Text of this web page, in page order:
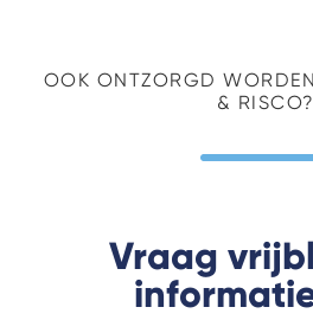
OOK ONTZORGD
& RISCO?
Vraag